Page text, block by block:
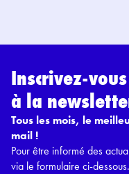
Inscrivez-vous
à la
Tous les mois, le
mail !
Pour être informé des
via le formulaire ci-dessous.